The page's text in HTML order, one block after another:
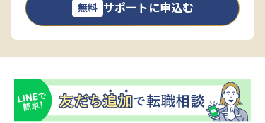
無料 サポートに申込む